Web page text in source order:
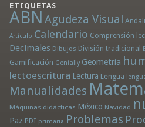
ETIQUETAS
ABN Agudeza Visual
Artículo Calendario Comprensión
Decimales Dibujos División tradicional
Gamificación Genially Geometría
lectoescritura Lectura Lengua
Manualidades
Máquinas didácticas México Navidad
Paz PDI primaria Problemas